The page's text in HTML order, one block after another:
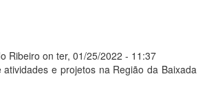
Ribeiro on ter, 01/25/2022 - 11:37
atividades e projetos na Região da Baixada